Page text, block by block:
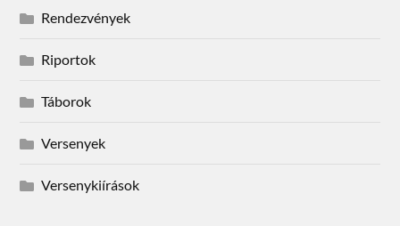
Rendezvények
Riportok
Táborok
Versenyek
Versenykiírások